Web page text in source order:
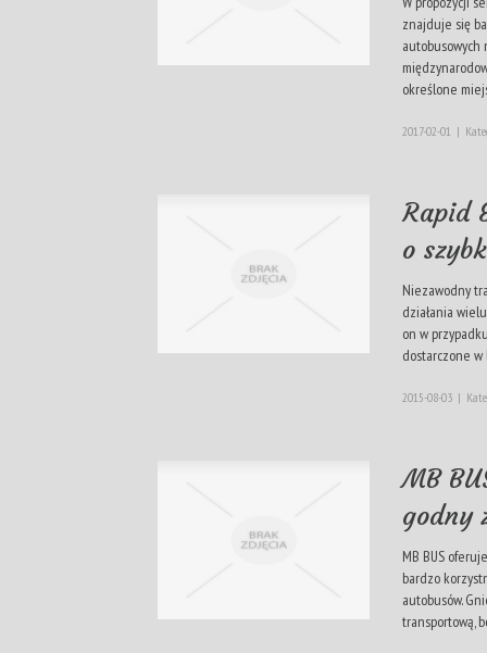
znajduje się
autobusowych
określone
2017-02-01 |
Rapid
o
Niezawodny
działania
on w
dostarczone w
2015-08-03 |
MB
godny
MB BUS
bardzo
autobusów.
transportową,